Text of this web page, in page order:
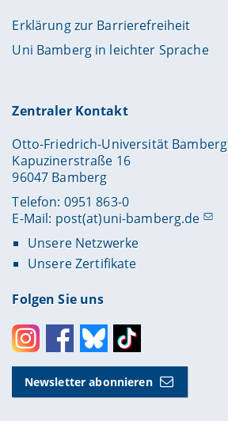
Erklärung zur Barrierefreiheit
Uni Bamberg in leichter Sprache
Zentraler Kontakt
Otto-Friedrich-Universität Bamberg
Kapuzinerstraße 16
96047 Bamberg
Telefon: 0951 863-0
E-Mail: post(at)uni-bamberg.de
Unsere Netzwerke
Unsere Zertifikate
Folgen Sie uns
InstagramFacebookBlueskyToktok
Newsletter abonnieren